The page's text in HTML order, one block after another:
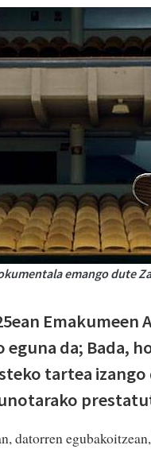
emango dute
eguna da; Bada,
tartea
datorren